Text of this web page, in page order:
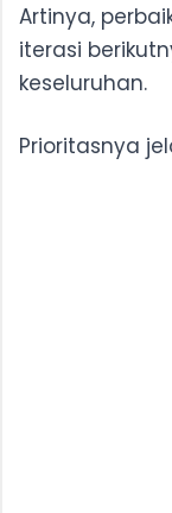
Artinya,
iterasi
keseluruhan.
Prioritasnya